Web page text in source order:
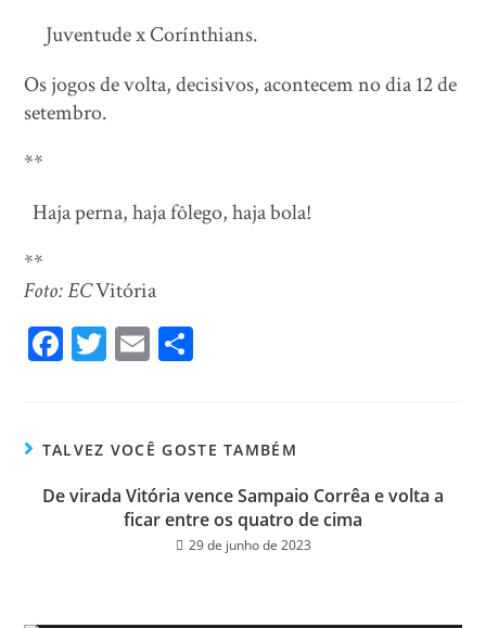
Juventude x Corínthians.
Os jogos de volta, decisivos, acontecem no dia 12 de
setembro.
**
Haja perna, haja fôlego, haja bola!
**
Foto: ECVitória
Fa
ok
T
er
E
TALVEZ VOCÊ GOSTE TAMBÉM
De virada Vitória vence Sampaio Corrêa e volta a
ficar entre os quatro de cima
29 de junho de 2023